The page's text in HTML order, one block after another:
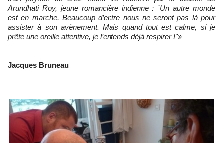
Arundhati Roy, jeune romancière indienne : ¨Un autre monde
est en marche. Beaucoup d’entre nous ne seront pas là pour
assister à son avènement. Mais quand tout est calme, si je
prête une oreille attentive, je l’entends déjà respirer !¨»
Jacques Bruneau